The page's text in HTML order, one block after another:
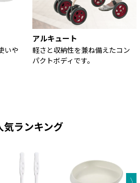
いや
アルキュート
軽さと収納性を兼ね備えたコン
パクトボディです。
気ランキング